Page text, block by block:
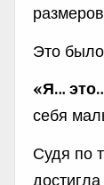
Это
«Я…
себя
Судя по